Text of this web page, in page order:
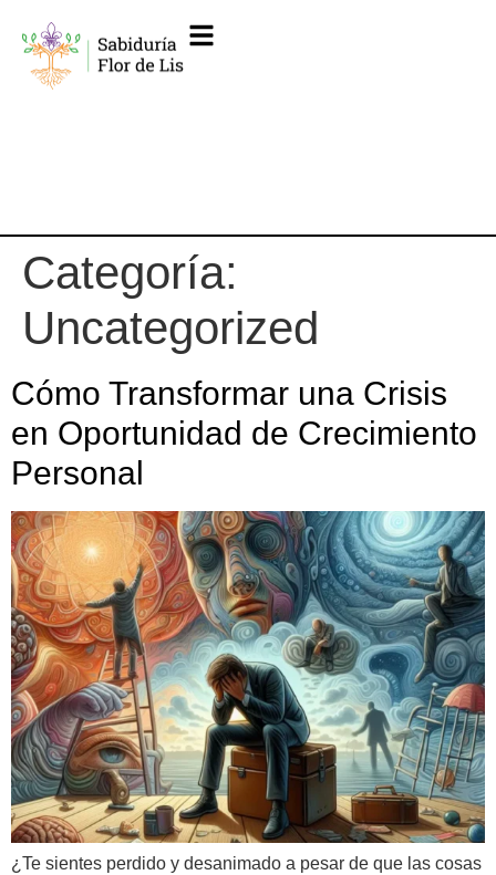
Categoría:
Uncategorized
Cómo Transformar una Crisis
en Oportunidad de Crecimiento
Personal
¿Te sientes perdido y desanimado a pesar de que las cosas